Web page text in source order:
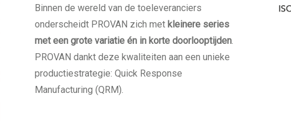
Binnen de wereld van de toeleveranciers
onderscheidt PROVAN zich met kleinere series
met een grote variatie én in korte doorlooptijden.
PROVAN dankt deze kwaliteiten aan een unieke
productiestrategie: Quick Response
Manufacturing (QRM).